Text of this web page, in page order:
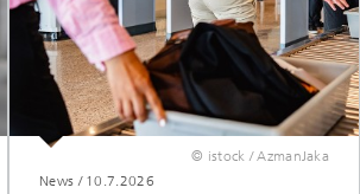
© istock / AzmanJaka
News / 10.7.2026